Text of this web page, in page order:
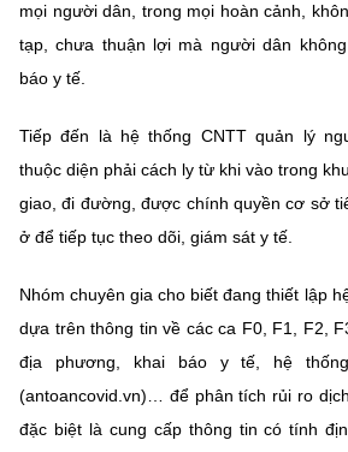
(Ghi rõ nguồn "https://mst.gov.vn" khi
website này)
mọi người dân, trong mọi hoàn cảnh,
tạp, chưa thuận lợi mà người dân
báo y tế.
Tiếp đến là hệ thống CNTT quản lý
thuộc diện phải cách ly từ khi vào trong
giao, đi đường, được chính quyền cơ sở
ở để tiếp tục theo dõi, giám sát y tế.
Nhóm chuyên gia cho biết đang thiết lập
dựa trên thông tin về các ca F0, F1, F2,
địa phương, khai báo y tế, hệ
(antoancovid.vn)… để phân tích rủi ro
đặc biệt là cung cấp thông tin có tính